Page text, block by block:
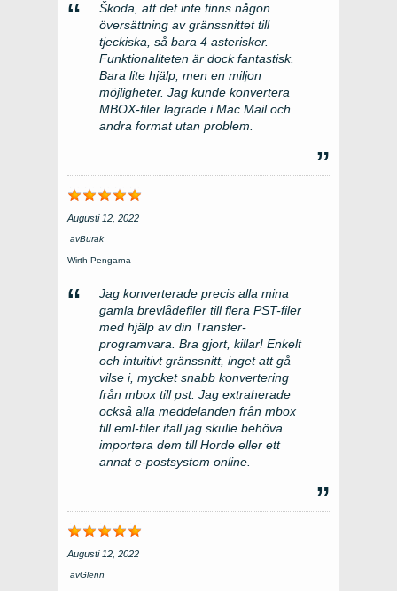
Škoda, att det inte finns någon
översättning av gränssnittet till
tjeckiska, så bara 4 asterisker.
Funktionaliteten är dock fantastisk.
Bara lite hjälp, men en miljon
möjligheter. Jag kunde konvertera
MBOX-filer lagrade i Mac Mail och
andra format utan problem.
Augusti 12, 2022
avBurak
Wirth Pengarna
Jag konverterade precis alla mina
gamla brevlådefiler till flera PST-filer
med hjälp av din Transfer-
programvara. Bra gjort, killar! Enkelt
och intuitivt gränssnitt, inget att gå
vilse i, mycket snabb konvertering
från mbox till pst. Jag extraherade
också alla meddelanden från mbox
till eml-filer ifall jag skulle behöva
importera dem till Horde eller ett
annat e-postsystem online.
Augusti 12, 2022
avGlenn